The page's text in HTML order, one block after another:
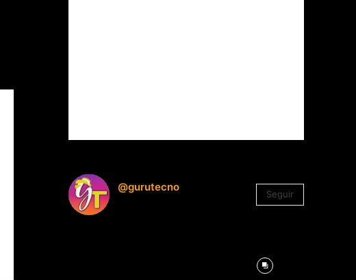
@gurutecno
Seguir